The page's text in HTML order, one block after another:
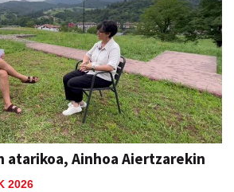
atarikoa, Ainhoa Aiertzarekin
2026